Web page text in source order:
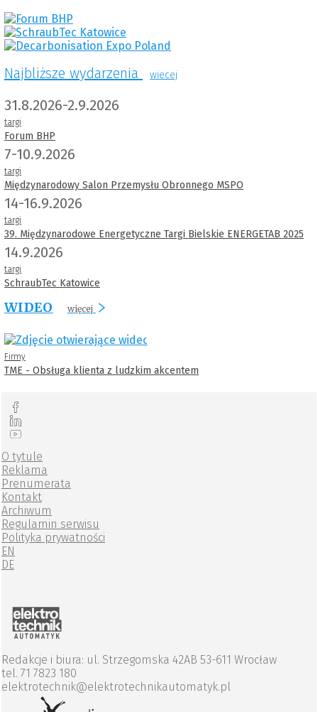
Najbliższe wydarzenia wiecej
31.8.2026-2.9.2026
targi
Forum BHP
7-10.9.2026
targi
Międzynarodowy Salon Przemysłu Obronnego MSPO
14-16.9.2026
targi
39. Międzynarodowe Energetyczne Targi Bielskie ENERGETAB 2025
14.9.2026
targi
SchraubTec Katowice
WIDEO więcej
Firmy
TME - Obsługa klienta z ludzkim akcentem
O tytule
Reklama
Prenumerata
Kontakt
Archiwum
Regulamin serwisu
Polityka prywatności
EN
DE
Redakcje i biura: ul. Strzegomska 42AB 53-611 Wrocław
tel. 71 7823 180
elektrotechnik@elektrotechnikautomatyk.pl